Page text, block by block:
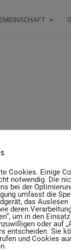
exportieren
Cookies. Einige
notwendig. Die
bei der
umfasst die
das Auslesen
deren
um in den
oder auf
entscheiden. Sie
und Cookies